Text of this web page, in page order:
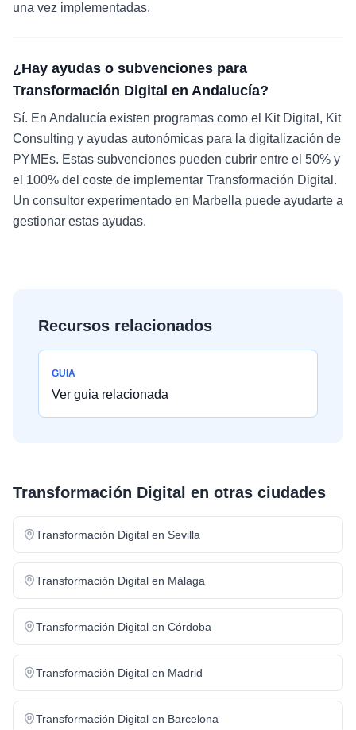
una vez implementadas.
¿Hay ayudas o subvenciones para
Transformación Digital en Andalucía?
Sí. En Andalucía existen programas como el Kit Digital, Kit
Consulting y ayudas autonómicas para la digitalización de
PYMEs. Estas subvenciones pueden cubrir entre el 50% y
el 100% del coste de implementar Transformación Digital.
Un consultor experimentado en Marbella puede ayudarte a
gestionar estas ayudas.
Recursos relacionados
GUIA
Ver guia relacionada
Transformación Digital en otras ciudades
Transformación Digital en Sevilla
Transformación Digital en Málaga
Transformación Digital en Córdoba
Transformación Digital en Madrid
Transformación Digital en Barcelona